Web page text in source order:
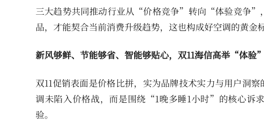
三大趋势共同推动行业从“价格竞争”转向“体验竞争”
品，才能契合当前消费升级趋势，这也构成好空调的黄金
新风够鲜、节能够省、智能够贴心，双11海信高举“体验
双11促销表面是价格比拼，实为品牌技术实力与用户洞
调未陷入价格战，而是围绕“1晚多睡1小时”的核心诉
验。